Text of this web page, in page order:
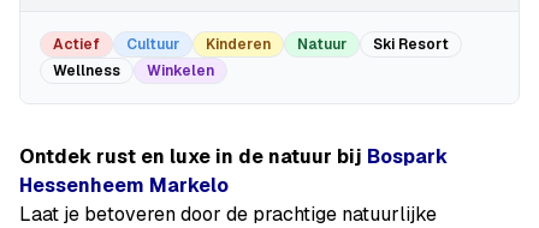
Actief Cultuur Kinderen Natuur
Ski Resort
Wellness
Winkelen
Ontdek rust en luxe in de natuur bij Bospark
Hessenheem Markelo
Laat je betoveren door de prachtige natuurlijke